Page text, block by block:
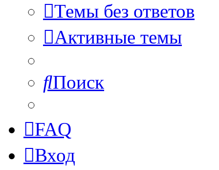
Темы без ответов
Активные темы
Поиск
FAQ
Вход